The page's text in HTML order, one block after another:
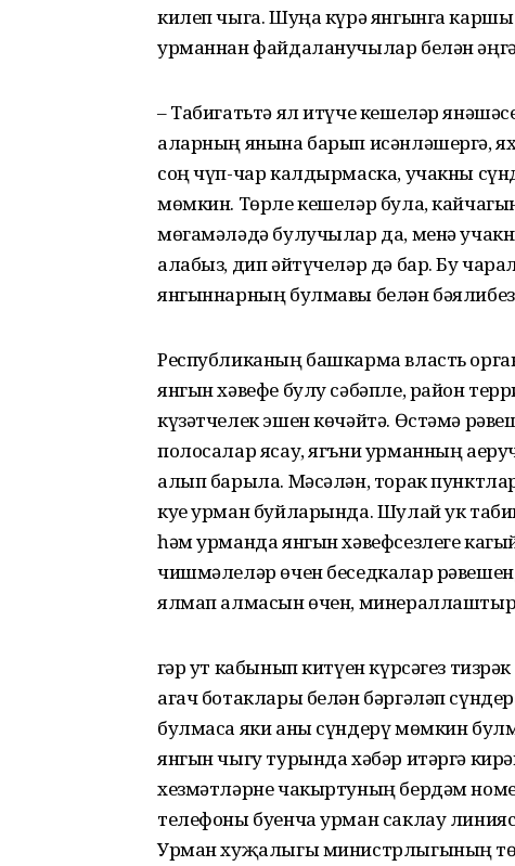
килеп чыга. Шуңа күрә янгынга
урманнан файдаланучылар белән
– Табигатьтә ял итүче кешеләр
аларның янына барып исәнләшергә,
соң чүп-чар калдырмаска, учакны
мөмкин. Төрле кешеләр була,
мөгамәләдә булучылар да, менә
алабыз, дип әйтүчеләр дә бар. Бу
янгыннарның булмавы белән
Республиканың башкарма власть
янгын хәвефе булу сәбәпле, район
күзәтчелек эшен көчәйтә. Өстәмә
полосалар ясау, ягъни урманның
алып барыла. Мәсәлән, торак
куе урман буйларында. Шулай ук
һәм урманда янгын хәвефсезлеге
чишмәлеләр өчен беседкалар
ялмап алмасын өчен,
Әгәр ут кабынып китүен күрсәгез
агач ботаклары белән бәргәләп
булмаса яки аны сүндерү мөмкин
янгын чыгу турында хәбәр итәргә
хезмәтләрне чакыртуның бердәм
телефоны буенча урман саклау
Урман хуҗалыгы министрлыгының